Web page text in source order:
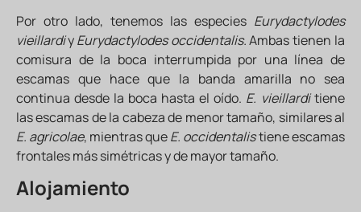
Por otro lado, tenemos las especies Eurydactylodes
vieillardiyEurydactylodes occidentalis.Ambas tienen la
comisura de la boca interrumpida por una línea de
escamas que hace que la banda amarilla no sea
continua desde la boca hasta el oído. E. vieillarditiene
las escamas de la cabeza de menor tamaño, similares al
E. agricolae, mientras queE. occidentalistiene escamas
frontales más simétricas y de mayor tamaño.
Alojamiento